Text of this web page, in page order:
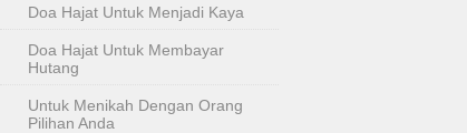
Doa Hajat Untuk Menjadi Kaya
Doa Hajat Untuk Membayar
Hutang
Untuk Menikah Dengan Orang
Pilihan Anda